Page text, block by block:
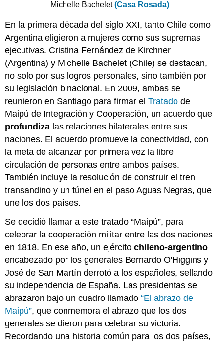
Michelle Bachelet(Casa Rosada)
En la primera década del siglo XXI, tanto Chile como
Argentina eligieron a mujeres como sus supremas
ejecutivas. Cristina Fernández de Kirchner
(Argentina) y Michelle Bachelet (Chile) se destacan,
no solo por sus logros personales, sino también por
su legislación binacional. En 2009, ambas se
reunieron en Santiago para firmar elTratado de
Maipú de Integración y Cooperación, un acuerdo que
profundiza las relaciones bilaterales entre sus
naciones. El acuerdo promueve la conectividad, con
la meta de alcanzar por primera vez la libre
circulación de personas entre ambos países.
También incluye la resolución de construir el tren
transandino y un túnel en el paso Aguas Negras, que
une los dos países.
Se decidió llamar a este tratado “Maipú”, para
celebrar la cooperación militar entre las dos naciones
en 1818. En ese año, un ejércitochileno-argentino
encabezado por los generales Bernardo O'Higgins y
José de San Martín derrotó a los españoles, sellando
su independencia de España. Las presidentas se
abrazaron bajo un cuadro llamado“El abrazo de
Maipú”, que conmemora el abrazo que los dos
generales se dieron para celebrar su victoria.
Recordando una historia común para los dos países,